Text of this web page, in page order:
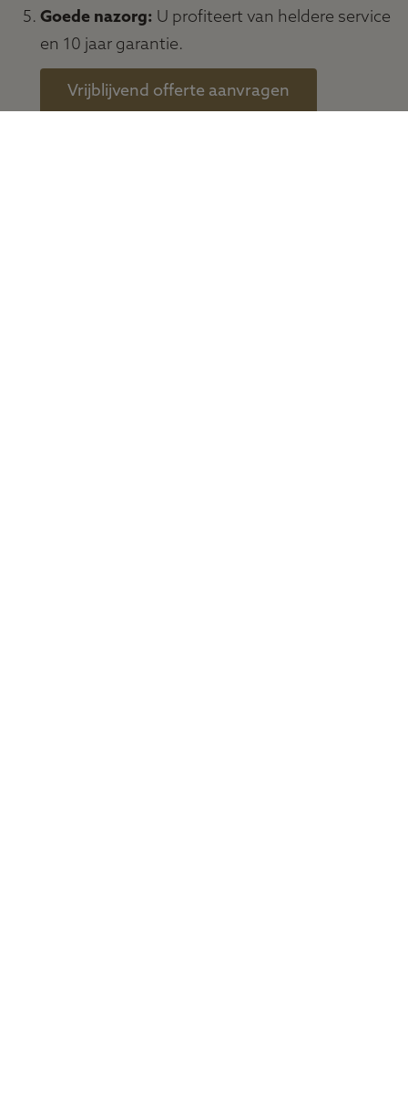
Goede nazorg: U profiteert van heldere service
en 10 jaar garantie.
Vrijblijvend offerte aanvragen